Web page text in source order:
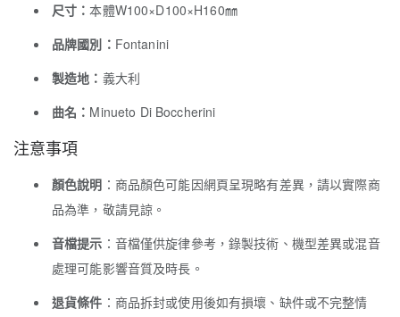
尺寸：本體W100×D100×H160㎜
品牌國別： Fontanini
製造地： 義大利
曲名： Minueto Di Boccherini
注意事項
顏色說明 ：商品顏色可能因網頁呈現略有差異，請以實際商
品為準，敬請見諒。
音檔提示 ：音檔僅供旋律參考，錄製技術、機型差異或混音
處理可能影響音質及時長。
退貨條件 ：商品拆封或使用後如有損壞、缺件或不完整情